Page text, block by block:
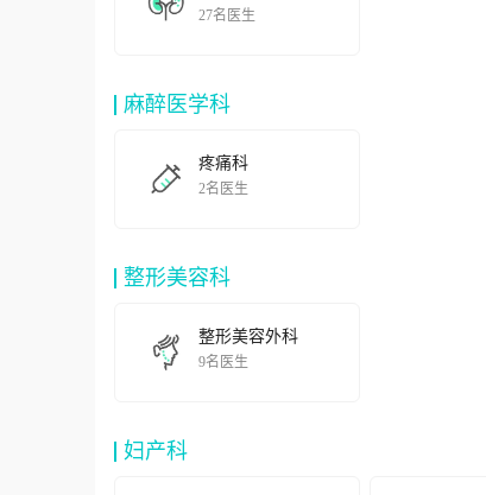
27名医生
麻醉医学科
疼痛科
2名医生
整形美容科
整形美容外科
9名医生
妇产科